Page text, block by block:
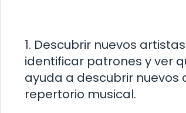
1. Descubrir nuevos
identificar patrones y ver
ayuda a descubrir
repertorio musical.